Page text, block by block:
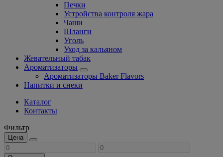
Печки
Устройства контроля жара
Чаши
Шланги
Уголь
Уход за кальяном
Жевательный табак
Ароматизаторы
Ароматизаторы Baker Flavors
Напитки и снеки
Каталог
Контакты
Фильтр
Цена